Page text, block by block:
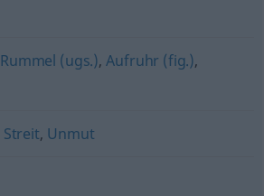
Rummel (ugs.),Aufruhr (fig.),
Streit, Unmut